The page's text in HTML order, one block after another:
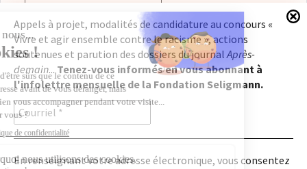
En renseignant votre adresse électronique, vous
consentez à recevoir l'infolettre de la Fondation
Seligmann, conformément à notrepolitique de
confidentialité. Il vous sera possible de vous
désabonner à tout moment.
Appels à projet, modalités de candidature au concours «
Vivre et agir ensemble contre le racisme », actions
soutenues et parution des dossiers du journalAprès-
demain...Tenez-vous informés en vous abonnant à
l'infolettre mensuelle de la Fondation Seligmann.
En renseignant votre adresse électronique, vous consentez